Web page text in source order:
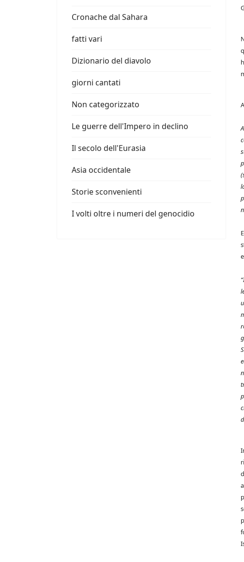
Cronache dal Sahara
fatti vari
Dizionario del diavolo
giorni cantati
Non categorizzato
Le guerre dell'Impero in declino
Il secolo dell'Eurasia
Asia occidentale
Storie sconvenienti
I volti oltre i numeri del genocidio